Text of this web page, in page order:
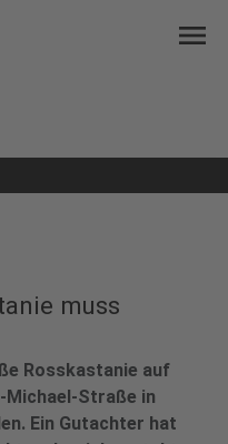
menu
muss
Rosskastanie auf
Michael-Straße in
Ein Gutachter hat